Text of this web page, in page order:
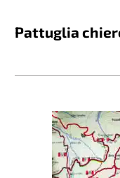
Pattuglia